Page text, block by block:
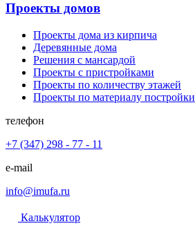
Проекты домов
Проекты дома из кирпича
Деревянные дома
Решения с мансардой
Проекты с пристройками
Проекты по количеству этажей
Проекты по материалу постройки
телефон
+7 (347) 298 - 77 - 11
e-mail
info@imufa.ru
Калькулятор